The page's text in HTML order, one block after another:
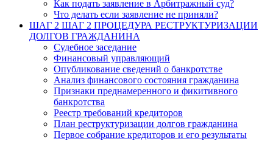
Как подать заявление в Арбитражный суд?
Что делать если заявление не приняли?
ШАГ 2 ШАГ 2 ПРОЦЕДУРА РЕСТРУКТУРИЗАЦИИ
ДОЛГОВ ГРАЖДАНИНА
Судебное заседание
Финансовый управляющий
Опубликование сведений о банкротстве
Анализ финансового состояния гражданина
Признаки преднамеренного и фикитивного
банкротства
Реестр требований кредиторов
План реструктуризации долгов гражданина
Первое собрание кредиторов и его результаты